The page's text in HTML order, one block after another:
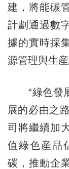
建，將能碳
計劃通過數
據的實時採
源管理與生
“綠色發展
展的必由之
司將繼續加
值綠色産品
碳，推動企